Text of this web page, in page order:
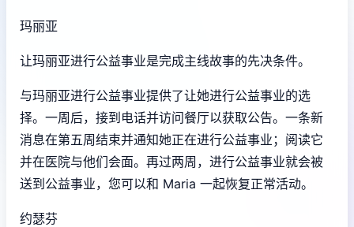
玛丽亚
让玛丽亚进行公益事业是完成主线故事的先决条件。
与玛丽亚进行公益事业提供了让她进行公益事业的选
择。一周后，接到电话并访问餐厅以获取公告。一条新
消息在第五周结束并通知她正在进行公益事业；阅读它
并在医院与他们会面。再过两周，进行公益事业就会被
送到公益事业，您可以和 Maria 一起恢复正常活动。
约瑟芬